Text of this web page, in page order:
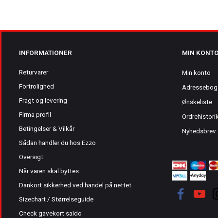
INFORMATIONER
Returvarer
Fortrolighed
Fragt og levering
Firma profil
Betingelser & Vilkår
Sådan handler du hos Ezzo
Oversigt
Når varen skal byttes
Dankort sikkerhed ved handel på nettet
Sizechart / Størrelseguide
Check gavekort saldo
MIN
Min konto
Adressebog
Ønskeliste
Nyhedsbrev